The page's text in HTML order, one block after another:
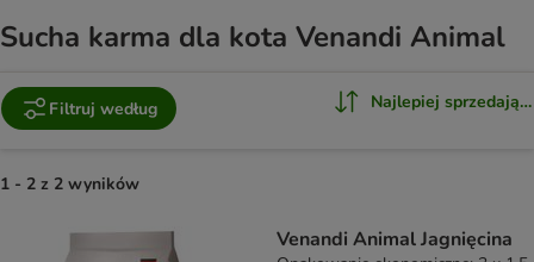
Sucha karma dla kota Venandi Animal
Filtruj według Najlepiej
1 - 2 z 2 wyników
Venandi Animal Jagnięcina